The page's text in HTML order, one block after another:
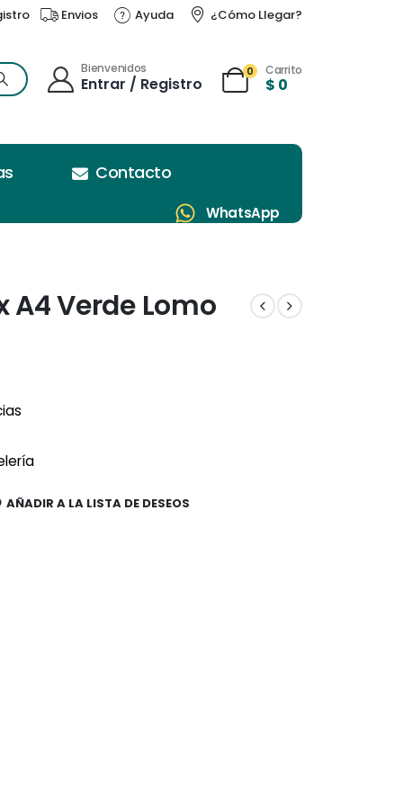
Envios Ayuda ¿Cómo Llegar?
Bienvenidos
Entrar / Registro
0 Carrito
$ 0
Contacto
WhatsApp
A4 Verde Lomo
AÑADIR A LA LISTA DE DESEOS